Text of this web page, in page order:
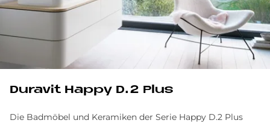
Du­ra­vit Hap­py D.2 Plus
Die Badmöbel und Keramiken der Serie Happy D.2 Plus